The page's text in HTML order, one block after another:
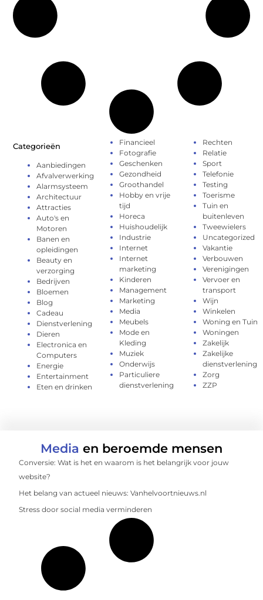
Categorieën
Aanbiedingen
Afvalverwerking
Alarmsysteem
Architectuur
Attracties
Auto's en
Motoren
Banen en
opleidingen
Beauty en
verzorging
Bedrijven
Bloemen
Blog
Cadeau
Dienstverlening
Dieren
Electronica en
Computers
Energie
Entertainment
Eten en drinken
Financieel
Fotografie
Geschenken
Gezondheid
Groothandel
Hobby en vrije
tijd
Horeca
Huishoudelijk
Industrie
Internet
Internet
marketing
Kinderen
Management
Marketing
Media
Meubels
Mode en
Kleding
Muziek
Onderwijs
Particuliere
dienstverlening
Rechten
Relatie
Sport
Telefonie
Testing
Toerisme
Tuin en
buitenleven
Tweewielers
Uncategorized
Vakantie
Verbouwen
Verenigingen
Vervoer en
transport
Wijn
Winkelen
Woning en Tuin
Woningen
Zakelijk
Zakelijke
dienstverlening
Zorg
ZZP
Media en beroemde mensen
Conversie: Wat is het en waarom is het belangrijk voor jouw
website?
Het belang van actueel nieuws: Vanhelvoortnieuws.nl
Stress door social media verminderen